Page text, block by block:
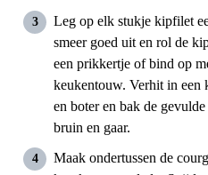
Leg op elk stukje kipfilet
smeer goed uit en rol de
een prikkertje of bind op
keukentouw. Verhit in een
en boter en bak de
bruin en gaar.
Maak ondertussen de